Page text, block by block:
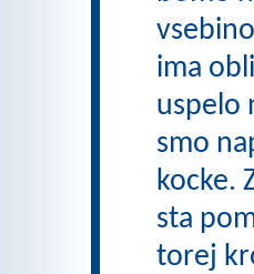
ima
uspelo
smo
kocke.
sta
torej